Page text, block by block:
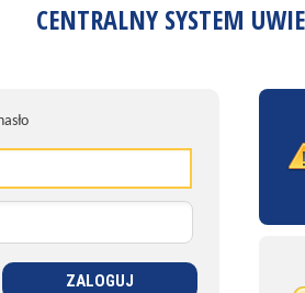
CENTRALNY SYSTEM
ZALOGUJ